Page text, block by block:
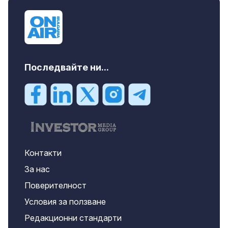
Последвайте ни...
Контакти
За нас
Поверителност
Условия за ползване
Редакционни стандарти